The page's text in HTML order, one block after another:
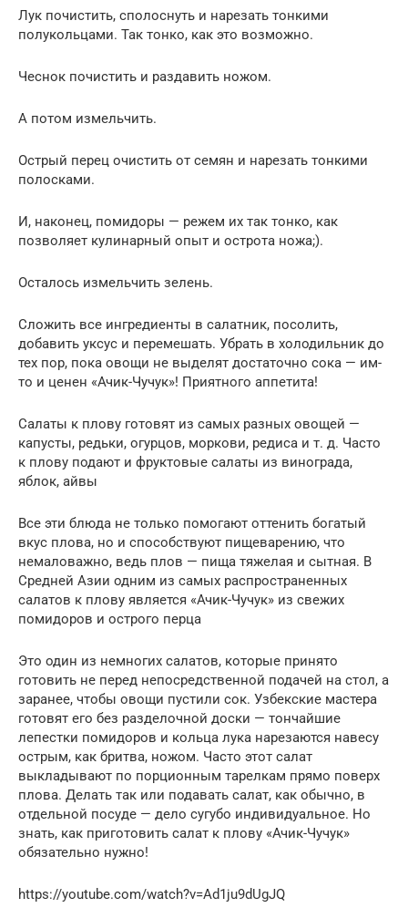
Лук почистить, сполоснуть и нарезать тонкими
полукольцами. Так тонко, как это возможно.
Чеснок почистить и раздавить ножом.
А потом измельчить.
Острый перец очистить от семян и нарезать тонкими
полосками.
И, наконец, помидоры — режем их так тонко, как
позволяет кулинарный опыт и острота ножа;).
Осталось измельчить зелень.
Сложить все ингредиенты в салатник, посолить,
добавить уксус и перемешать. Убрать в холодильник до
тех пор, пока овощи не выделят достаточно сока — им-
то и ценен «Ачик-Чучук»! Приятного аппетита!
Салаты к плову готовят из самых разных овощей —
капусты, редьки, огурцов, моркови, редиса и т. д. Часто
к плову подают и фруктовые салаты из винограда,
яблок, айвы
Все эти блюда не только помогают оттенить богатый
вкус плова, но и способствуют пищеварению, что
немаловажно, ведь плов — пища тяжелая и сытная. В
Средней Азии одним из самых распространенных
салатов к плову является «Ачик-Чучук» из свежих
помидоров и острого перца
Это один из немногих салатов, которые принято
готовить не перед непосредственной подачей на стол, а
заранее, чтобы овощи пустили сок. Узбекские мастера
готовят его без разделочной доски — тончайшие
лепестки помидоров и кольца лука нарезаются навесу
острым, как бритва, ножом. Часто этот салат
выкладывают по порционным тарелкам прямо поверх
плова. Делать так или подавать салат, как обычно, в
отдельной посуде — дело сугубо индивидуальное. Но
знать, как приготовить салат к плову «Ачик-Чучук»
обязательно нужно!
https://youtube.com/watch?v=Ad1ju9dUgJQ